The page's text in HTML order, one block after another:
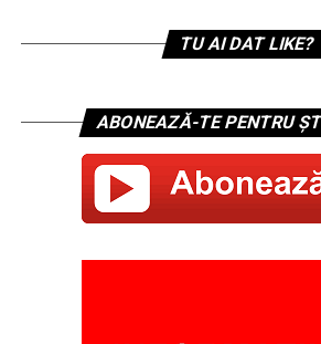
TU AI DAT LIKE?
ABONEAZĂ-TE PENTRU